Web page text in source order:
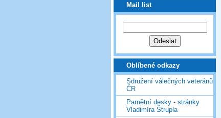
Mail list
Oblíbené odkazy
Sdružení válečných veteránů
ČR
Pamětní desky - stránky
Vladimíra Štrupla